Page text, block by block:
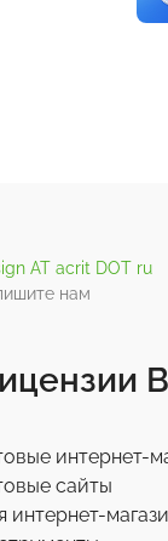
AT acrit DOT ru
нам
интернет-
сайты
интернет-